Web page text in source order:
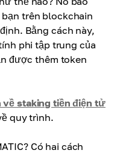
bạn trên blockchain
Bằng cách này,
phi tập trung của
được thêm token
staking tiền điện tử
quy trình.
Có hai cách